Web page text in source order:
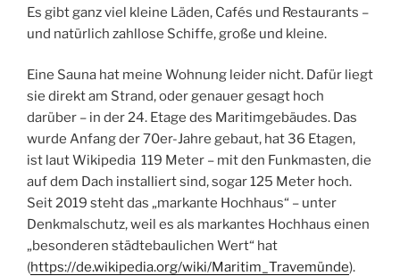
Es gibt ganz viel kleine Läden, Cafés und Restaurants –
und natürlich zahllose Schiffe, große und kleine.
Eine Sauna hat meine Wohnung leider nicht. Dafür liegt
sie direkt am Strand, oder genauer gesagt hoch
darüber – in der 24. Etage des Maritimgebäudes. Das
wurde Anfang der 70er-Jahre gebaut, hat 36 Etagen,
ist laut Wikipedia 119 Meter – mit den Funkmasten, die
auf dem Dach installiert sind, sogar 125 Meter hoch.
Seit 2019 steht das „markante Hochhaus“ – unter
Denkmalschutz, weil es als markantes Hochhaus einen
„besonderen städtebaulichen Wert“ hat
(https://de.wikipedia.org/wiki/Maritim_Travemünde).